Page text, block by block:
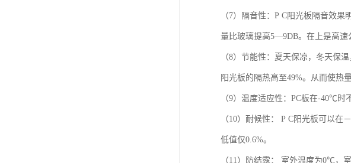
（7）隔音性：P C阳光板隔音效
量比玻璃提高5—9DB。在上是高速
（8）节能性：夏天保凉，冬天保
阳光板的隔热高至49%。从而使热
（9）温度适应性：PC板在-40℃
（10）耐候性： P C阳光板可以
低值仅0.6%。
（11）防结露： 室外温度为0℃，